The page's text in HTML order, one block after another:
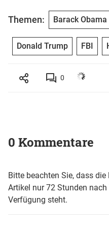
Themen: Barack Obama
Donald Trump FBI
0
0 Kommentare
Bitte beachten Sie, dass
Artikel nur 72 Stunden
Verfügung steht.